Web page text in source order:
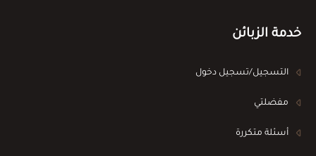
خدمة الزبائن
التسجيل/تسجيل دخول
مفضلتي
أسئلة متكررة